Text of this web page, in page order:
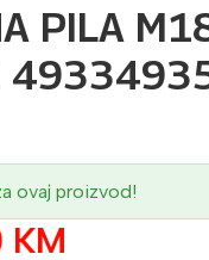
PILA
ovaj proizvod!
KM